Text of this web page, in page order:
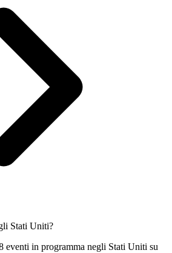
Stati Uniti?
eventi in programma negli Stati Uniti su